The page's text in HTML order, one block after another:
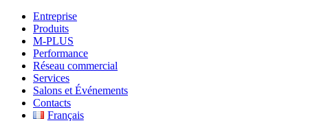
Entreprise
Produits
M-PLUS
Performance
Réseau commercial
Services
Salons et Événements
Contacts
Français